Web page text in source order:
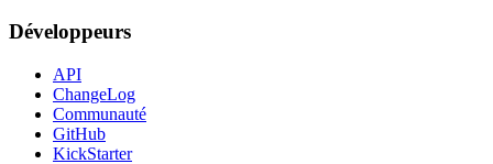
Développeurs
API
ChangeLog
Communauté
GitHub
KickStarter